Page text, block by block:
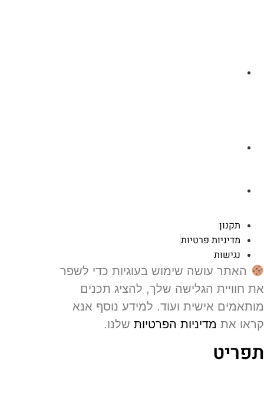
תקנון
מדיניות פרטיות
נגישות
האתר עושה שימוש בעוגיות כדי לשפר
חוויית הגלישה שלך, להציג תכנים
אישית ועוד. למידע נוסף אנא
אתמדיניות הפרטיותשלנו.